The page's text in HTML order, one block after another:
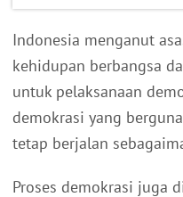
Indonesia menganut
kehidupan berbangsa
untuk pelaksanaan
demokrasi yang
tetap berjalan
Proses demokrasi juga